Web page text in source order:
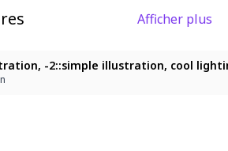
Afficher plus
少女！
隊女孩！-2::simple illustration, cool